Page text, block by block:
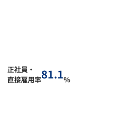
正社員・
直接雇用率81.1%